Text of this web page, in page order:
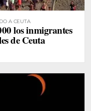
A CEUTA
los inmigrantes
de Ceuta